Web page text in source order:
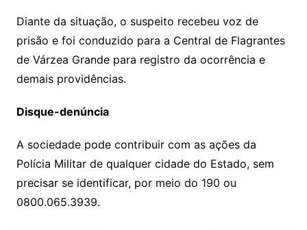
Diante da situação, o suspeito recebeu voz de
prisão e foi conduzido para a Central de Flagrantes
de Várzea Grande para registro da ocorrência e
demais providências.
Disque-denúncia
A sociedade pode contribuir com as ações da
Polícia Militar de qualquer cidade do Estado, sem
precisar se identificar, por meio do 190 ou
0800.065.3939.